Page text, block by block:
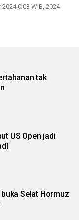
0:03 WIB, 2024
tak
US Open jadi
Selat Hormuz